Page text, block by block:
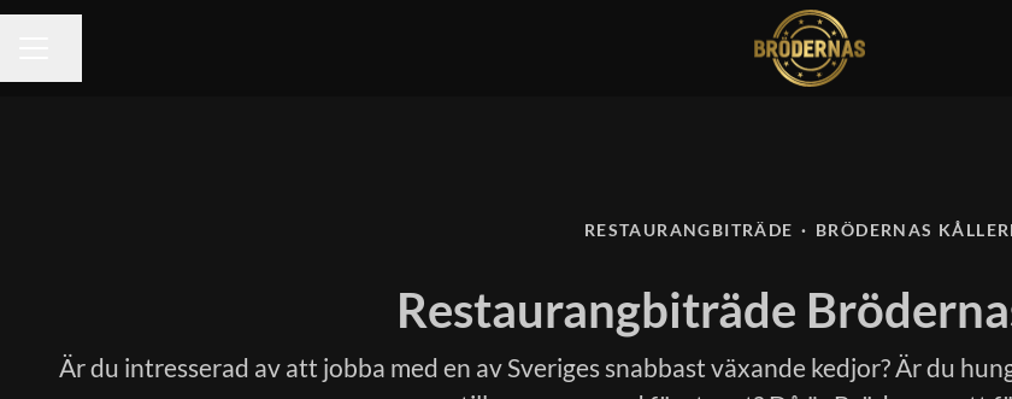
RESTAURANGBITRÄDE · BRÖDERNAS
Restaurangbiträde
Är du intresserad av att jobba med en av Sveriges snabbast växande kedjor? Är du